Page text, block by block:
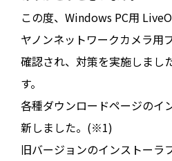
この度、Windows PC用
ヤノンネットワークカメラ用
確認され、対策を実施しまし
す。
各種ダウンロードページのイ
新しました。(※1)
旧バージョンのインストーラ